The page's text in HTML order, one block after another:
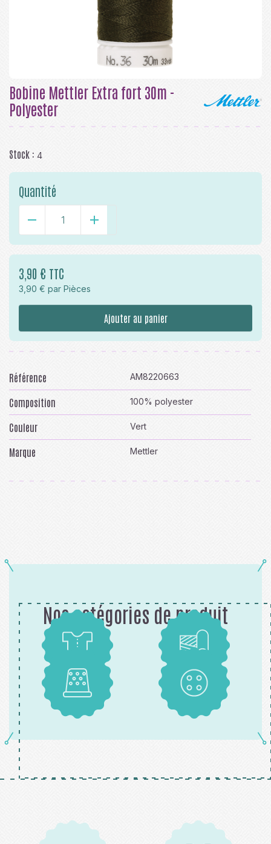
Bobine Mettler Extra fort 30m -
Polyester
Stock : 4
Quantité
- +
3,90 € TTC
3,90 € par Pièces
Ajouter au panier
Référence AM8220663
Composition 100% polyester
Couleur Vert
Marque Mettler
Nos catégories de produit
Patrons Tissus
Mercerie Boutons